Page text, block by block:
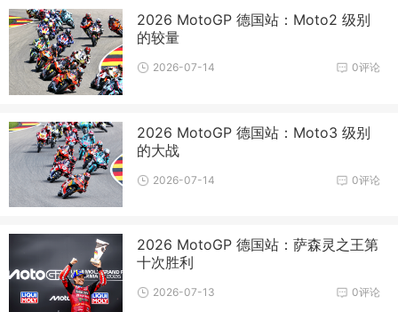
2026 MotoGP 德国站：Moto2 级别
的较量
0评论
2026-07-14
2026 MotoGP 德国站：Moto3 级别
的大战
0评论
2026-07-14
2026 MotoGP 德国站：萨森灵之王第
十次胜利
0评论
2026-07-13